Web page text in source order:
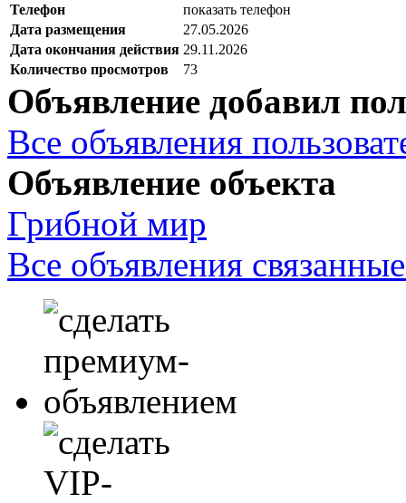
Телефон
показать телефон
Дата размещения
27.05.2026
Дата окончания действия 29.11.2026
Количество просмотров
73
Объявление добавил
Все объявления
Объявление объекта
Грибной мир
Все объявления